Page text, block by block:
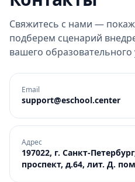
Свяжитесь с нами —
подберем сценарий
вашего
Email
support@eschool.center
Адрес
197022, г. Санкт-
проспект, д.64, лит. Д.